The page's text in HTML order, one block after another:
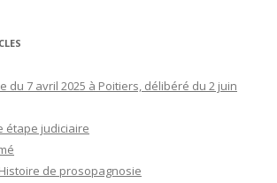
du 7 avril 2025 à Poitiers, délibéré du 2 juin
étape judiciaire
de prosopagnosie